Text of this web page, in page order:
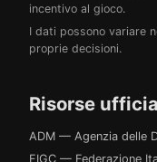
incentivo al gioco.
I dati possono variare
proprie decisioni.
Risorse
ADM — Agenzia delle
FIGC — Federazione